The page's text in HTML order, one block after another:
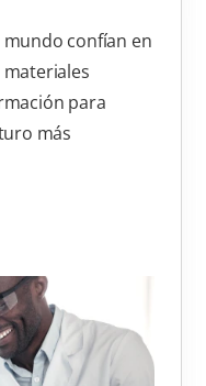
confían en
para
más